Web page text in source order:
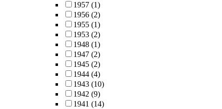
1957 (1)
1956 (2)
1955 (1)
1953 (2)
1948 (1)
1947 (2)
1945 (2)
1944 (4)
1943 (10)
1942 (9)
1941 (14)